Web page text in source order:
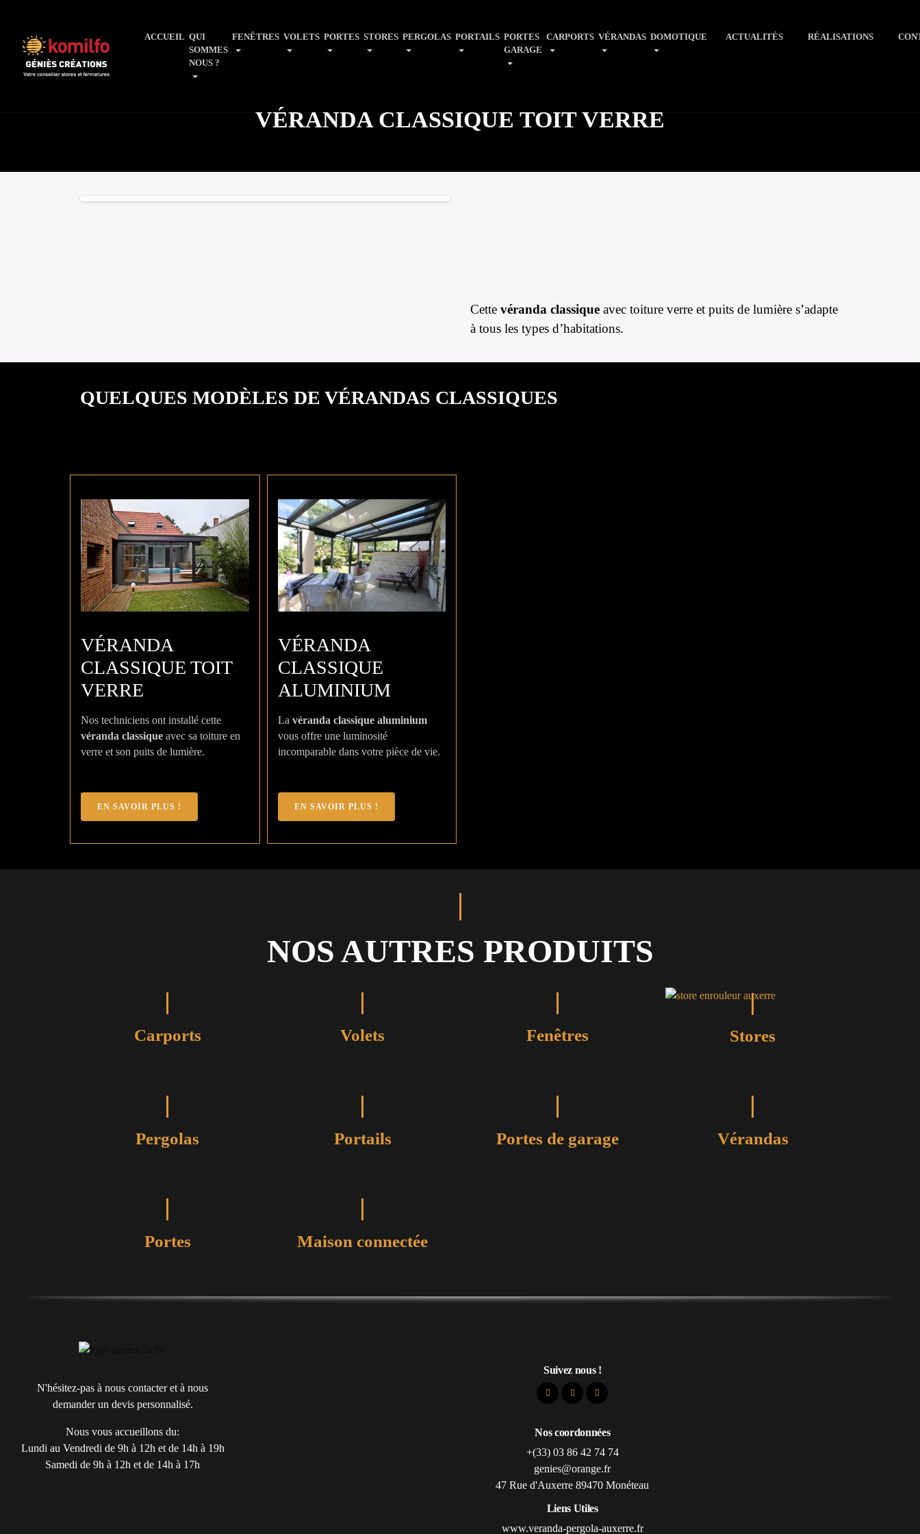
ACCUEIL QUI
SOMMES
NOUS ?
FENÊTRES VOLETS PORTES STORES PERGOLAS PORTAILS PORTES
GARAGE
CARPORTS VÉRANDAS DOMOTIQUE ACTUALITÉS RÉALISATIONS
VÉRANDA CLASSIQUE TOIT VERRE
Cette véranda classique avec toiture verre et puits de lumière s’adapte
à tous les types d’habitations.
QUELQUES MODÈLES DE VÉRANDAS CLASSIQUES
VÉRANDA
CLASSIQUE TOIT
VERRE
Nos techniciens ont installé cette
véranda classique avec sa toiture en
verre et son puits de lumière.
EN SAVOIR PLUS !
VÉRANDA
CLASSIQUE
ALUMINIUM
La véranda classique aluminium
vous offre une luminosité
incomparable dans votre pièce de vie.
EN SAVOIR PLUS !
NOS AUTRES PRODUITS
Carports Volets Fenêtres Stores
Pergolas Portails Portes de garage Vérandas
Portes Maison connectée
N'hésitez-pas à nous contacter et à nous
demander un devis personnalisé.
Nous vous accueillons du:
Lundi au Vendredi de 9h à 12h et de 14h à 19h
Samedi de 9h à 12h et de 14h à 17h
Suivez nous !
Nos coordonnées
+(33) 03 86 42 74 74
genies@orange.fr
47 Rue d'Auxerre 89470 Monéteau
Liens Utiles
www.veranda-pergola-auxerre.fr